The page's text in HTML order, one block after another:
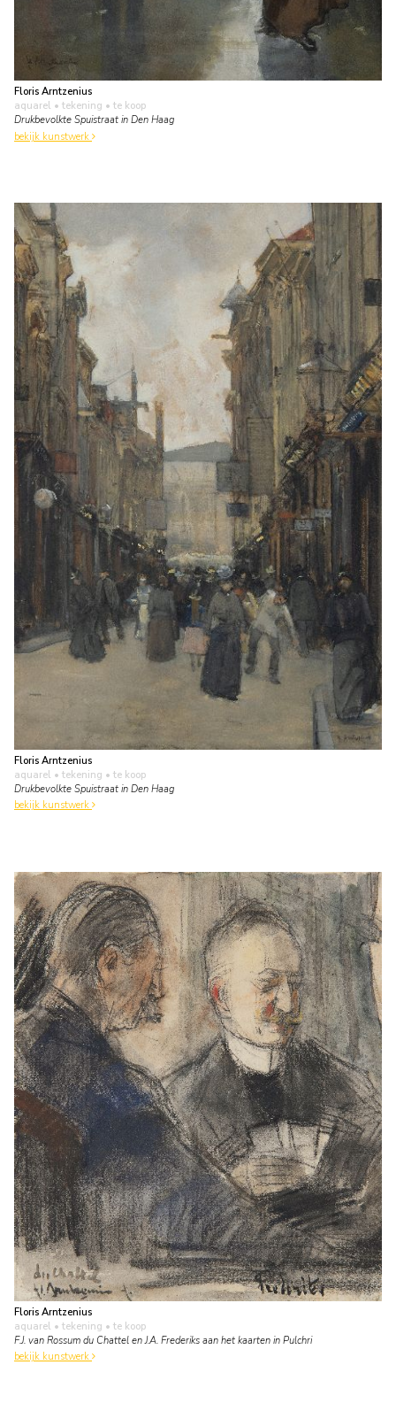
Floris Arntzenius
aquarel • tekening • te koop
Drukbevolkte Spuistraat in Den Haag
bekijk kunstwerk
Floris Arntzenius
aquarel • tekening • te koop
Drukbevolkte Spuistraat in Den Haag
bekijk kunstwerk
Floris Arntzenius
aquarel • tekening • te koop
F.J. van Rossum du Chattel en J.A. Frederiks aan het kaarten in Pulchri
bekijk kunstwerk